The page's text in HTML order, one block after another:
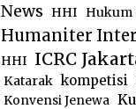
News
HHI Hukum
Humaniter
HHI ICRC
Katarak kompetisi
Konvensi Jenewa